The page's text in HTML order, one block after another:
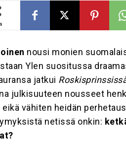
nousi monien
Ylen suositussa
jatkui
julkisuuteen nousseet
vähiten heidän
netissä onkin: